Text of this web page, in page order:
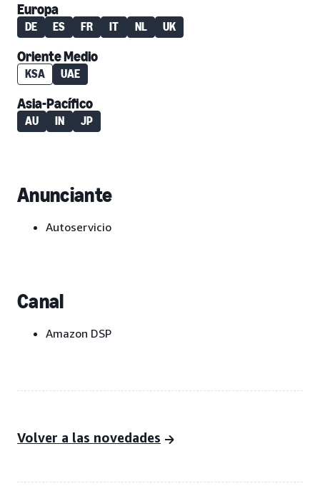
Europa
DE ES FR IT NL UK
Oriente Medio
KSA UAE
Asia-Pacífico
AU IN JP
Anunciante
Autoservicio
Canal
Amazon DSP
Volver a las novedades